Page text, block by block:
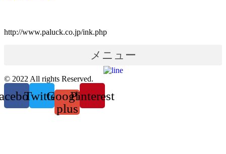
http://www.paluck.co.jp/ink.php
メニュー
© 2022 All rights Reserved.
TwitterGoogle-
plus
Pinterest